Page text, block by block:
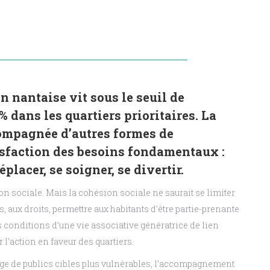
nantaise vit sous le seuil de
dans les quartiers prioritaires. La
d’autres formes de
des besoins fondamentaux :
se soigner, se divertir.
sociale. Mais la cohésion sociale ne saurait se limiter
droits, permettre aux habitants d’être partie-prenante
d’une vie associative génératrice de lien
en faveur des quartiers.
de publics cibles plus vulnérables, l’accompagnement